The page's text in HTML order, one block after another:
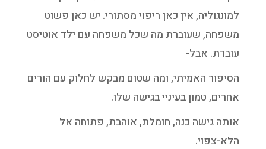
למונגוליה, אין כאן ריפוי מסתורי. יש כאן פשוט
משפחה, שעוברת מה שכל משפחה עם ילד אוטיסט
עוברת. אבל-
הסיפור האמיתי, ומה שטום מבקש לחלוק עם הורים
אחרים, טמון בעיניי בגישה שלו.
אותה גישה כנה, חומלת, אוהבת, פתוחה אל
הלא-צפוי.